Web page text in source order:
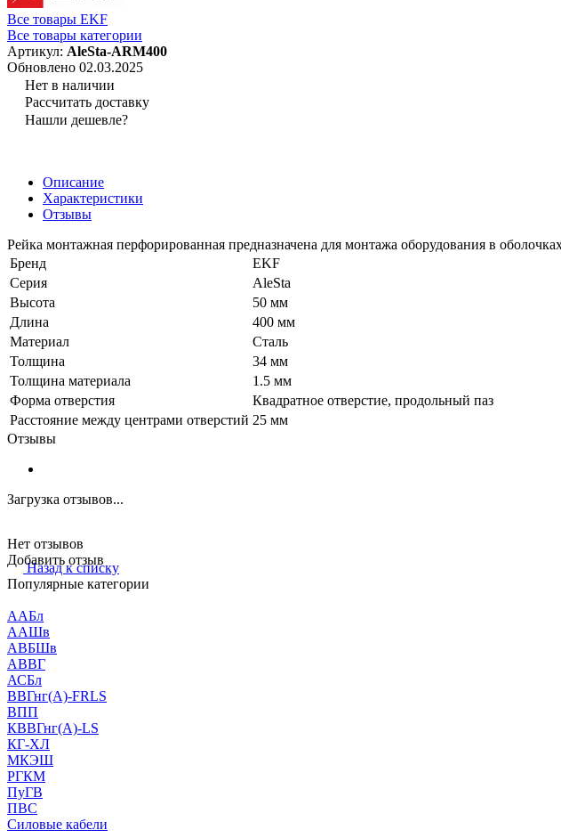
Все товары EKF
Все товары категории
Артикул: AleSta-ARM400
Обновлено 02.03.2025
Нет в наличии
Рассчитать доставку
Нашли дешевле?
Описание
Характеристики
Отзывы
Рейка монтажная перфорированная предназначена для монтажа оборудования в
Бренд
EKF
Серия
AleSta
Высота
50 мм
Длина
400 мм
Материал
Сталь
Толщина
34 мм
Толщина материала
1.5 мм
Форма отверстия
Квадратное отверстие, продольный паз
Расстояние между центрами отверстий 25 мм
Отзывы
Загрузка отзывов...
Нет отзывов
Добавить отзыв
Назад к списку
Популярные категории
ААБл
ААШв
АВБШв
АВВГ
АСБл
ВВГнг(А)-FRLS
ВПП
КВВГнг(А)-LS
КГ-ХЛ
МКЭШ
РГКМ
ПуГВ
ПВС
Силовые кабели